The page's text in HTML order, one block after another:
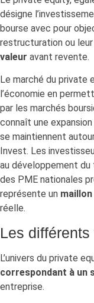
désigne
bourse avec pour
restructuration ou
valeur avant revente.
Le marché du private
l’économie en
par les marchés
connaît une
se maintiennent
Invest. Les
au développement
des PME nationales
représente un
réelle.
Les
L’univers du private
correspondant à un
entreprise.